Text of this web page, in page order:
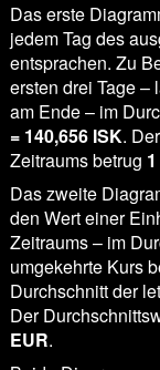
Das erste
jedem Tag des
entsprachen. Zu
ersten drei Tage –
am Ende – im
= 140,656 ISK.
Zeitraums betrug
Das zweite
den Wert einer
Zeitraums – im
umgekehrte Kurs
Durchschnitt der
Der
EUR.